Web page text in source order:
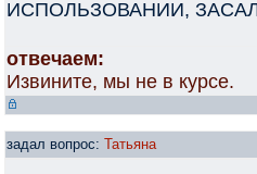
ИСПОЛЬЗОВАНИИ,
отвечаем:
Извините, мы не в курсе.
задал вопрос: Татьяна